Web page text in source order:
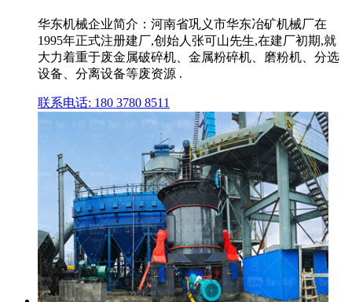
华东机械企业简介：河南省巩义市华东冶矿机械厂在
1995年正式注册建厂,创始人张可山先生,在建厂初期,就
大力着重于废金属破碎机、金属粉碎机、磨粉机、分选
设备、分离设备等废资源 .
联系电话: 180 3780 8511